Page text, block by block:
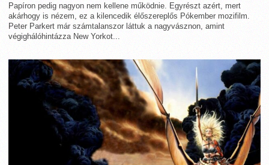
Papíron pedig nagyon nem kellene működnie. Egyrészt azért, mert
akárhogy is nézem, ez a kilencedik élőszereplős Pókember mozifilm.
Peter Parkert már számtalanszor láttuk a nagyvásznon, amint
végighálóhintázza New Yorkot...